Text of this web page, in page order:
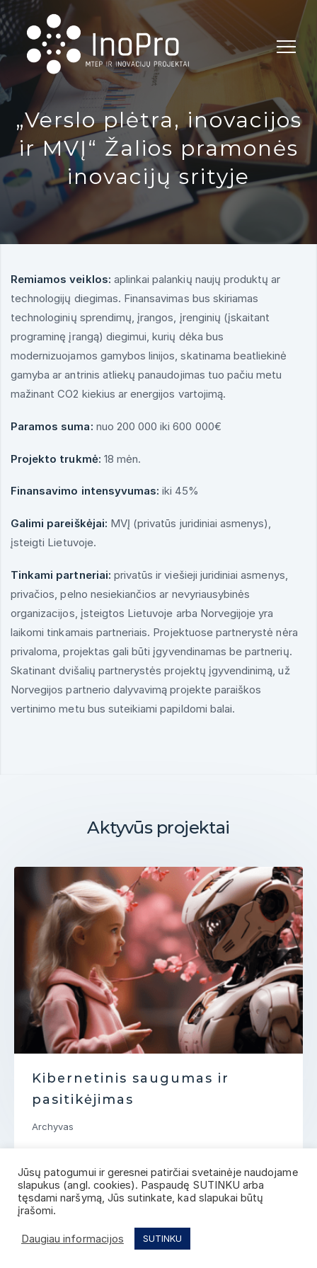
INOPRO
„Verslo plėtra, inovacijos
ir MVĮ“ Žalios pramonės
inovacijų srityje
Remiamos veiklos: aplinkai palankių naujų produktų ar
technologijų diegimas. Finansavimas bus skiriamas
technologinių sprendimų, įrangos, įrenginių (įskaitant
programinę įrangą) diegimui, kurių dėka bus
modernizuojamos gamybos linijos, skatinama beatliekinė
gamyba ar antrinis atliekų panaudojimas tuo pačiu metu
mažinant CO2 kiekius ar energijos vartojimą.
Paramos suma: nuo 200 000 iki 600 000€
Projekto trukmė: 18 mėn.
Finansavimo intensyvumas: iki 45%
Galimi pareiškėjai: MVĮ (privatūs juridiniai asmenys),
įsteigti Lietuvoje.
Tinkami partneriai: privatūs ir viešieji juridiniai asmenys,
privačios, pelno nesiekiančios ar nevyriausybinės
organizacijos, įsteigtos Lietuvoje arba Norvegijoje yra
laikomi tinkamais partneriais. Projektuose partnerystė nėra
privaloma, projektas gali būti įgyvendinamas be partnerių.
Skatinant dvišalių partnerystės projektų įgyvendinimą, už
Norvegijos partnerio dalyvavimą projekte paraiškos
vertinimo metu bus suteikiami papildomi balai.
Aktyvūs projektai
Kibernetinis saugumas ir
pasitikėjimas
Archyvas
Jūsų patogumui ir geresnei patirčiai svetainėje naudojame
slapukus (angl. cookies). Paspaudę SUTINKU arba
tęsdami naršymą, Jūs sutinkate, kad slapukai būtų
įrašomi.
Daugiau informacijos SUTINKU